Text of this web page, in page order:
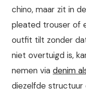
chino, maar zit in
pleated trouser of
outfit tilt zonder
niet overtuigd is,
nemen via denim
diezelfde